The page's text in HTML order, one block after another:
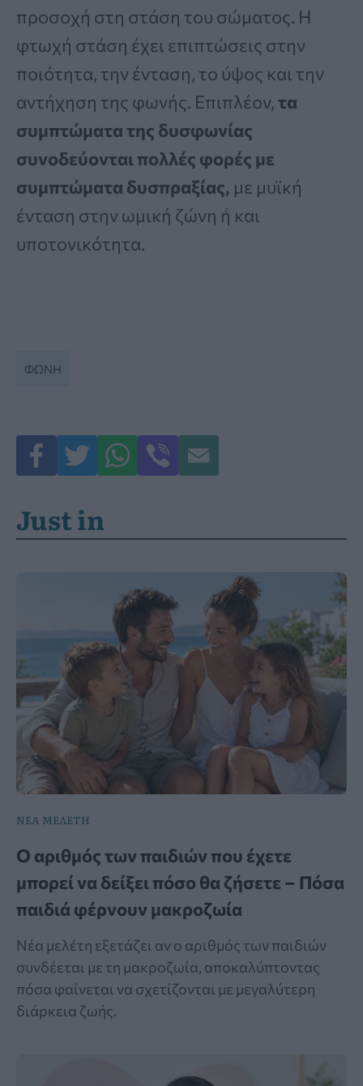
προσοχή στη στάση του σώματος. Η
φτωχή στάση έχει επιπτώσεις στην
ποιότητα, την ένταση, το ύψος και την
αντήχηση της φωνής. Επιπλέον,τα
συμπτώματα της δυσφωνίας
συνοδεύονται πολλές φορές με
συμπτώματα δυσπραξίας, με μυϊκή
ένταση στην ωμική ζώνη ή και
υποτονικότητα.
ΦΩΝΉ
Just in
ΝΕΑ ΜΕΛΕΤΗ
Ο αριθμός των παιδιών που έχετε
μπορεί να δείξει πόσο θα ζήσετε – Πόσα
παιδιά φέρνουν μακροζωία
Νέα μελέτη εξετάζει αν ο αριθμός των παιδιών
συνδέεται με τη μακροζωία, αποκαλύπτοντας
πόσα φαίνεται να σχετίζονται με μεγαλύτερη
διάρκεια ζωής.